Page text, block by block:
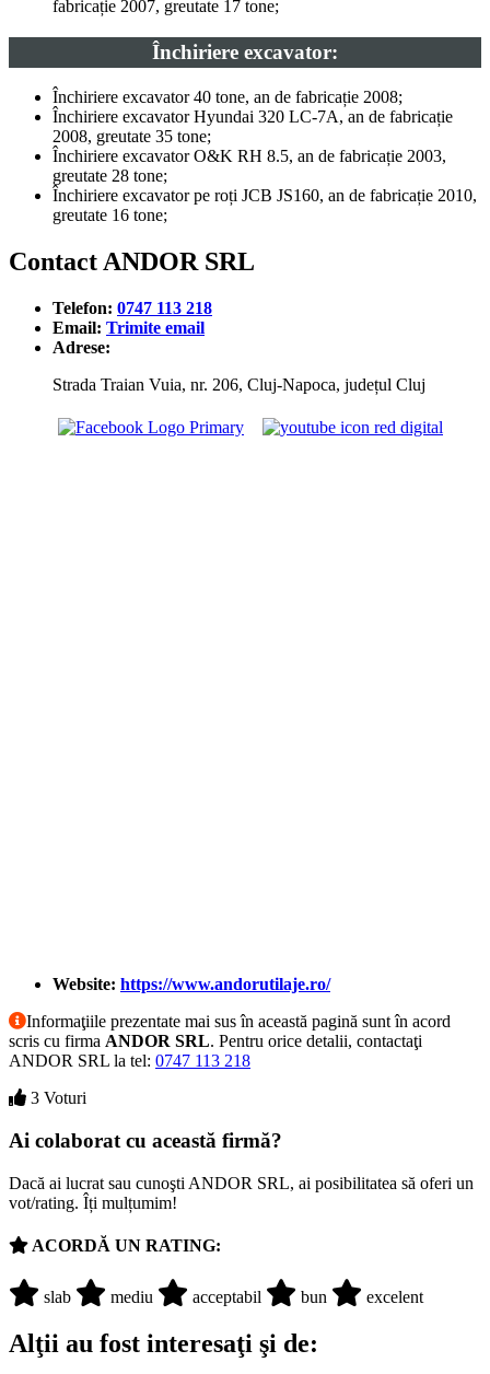
fabricație 2007, greutate 17 tone;
Închiriere excavator:
Închiriere excavator 40 tone, an de fabricație 2008;
Închiriere excavator Hyundai 320 LC-7A, an de fabricație
2008, greutate 35 tone;
Închiriere excavator O&K RH 8.5, an de fabricație 2003,
greutate 28 tone;
Închiriere excavator pe roți JCB JS160, an de fabricație 2010,
greutate 16 tone;
Contact ANDOR SRL
Telefon: 0747 113 218
Email: Trimite email
Adrese:
Strada Traian Vuia, nr. 206, Cluj-Napoca, județul Cluj
Website: https://www.andorutilaje.ro/
Informaţiile prezentate mai sus în această pagină sunt în acord
scris cu firma ANDOR SRL. Pentru orice detalii, contactaţi
ANDOR SRL la tel: 0747 113 218
3 Voturi
Ai colaborat cu această firmă?
Dacă ai lucrat sau cunoşti ANDOR SRL, ai posibilitatea să oferi un
vot/rating. Îți mulțumim!
ACORDĂ UN RATING:
slab mediu acceptabil bun excelent
Alţii au fost interesaţi şi de: